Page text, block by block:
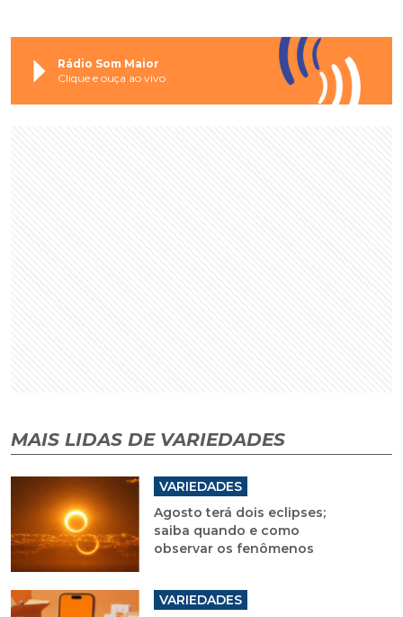
Rádio Som Maior
Clique e ouça ao vivo
MAIS LIDAS DE VARIEDADES
VARIEDADES
Agosto terá dois eclipses;
saiba quando e como
observar os fenômenos
VARIEDADES